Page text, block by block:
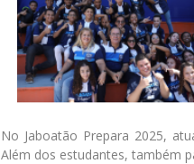
No Jaboatão Prepara 2025,
Além dos estudantes, também